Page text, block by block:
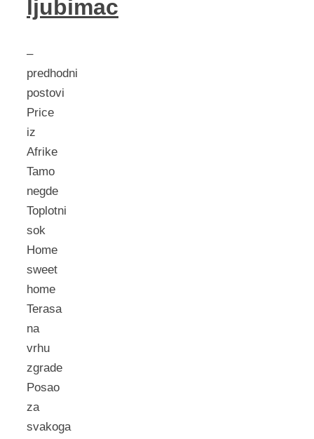
ljubimac
–
predhodni
postovi
Price
iz
Afrike
Tamo
negde
Toplotni
sok
Home
sweet
home
Terasa
na
vrhu
zgrade
Posao
za
svakoga